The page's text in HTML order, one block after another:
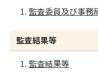
監査委員及び事務
監査結果等
監査結果等